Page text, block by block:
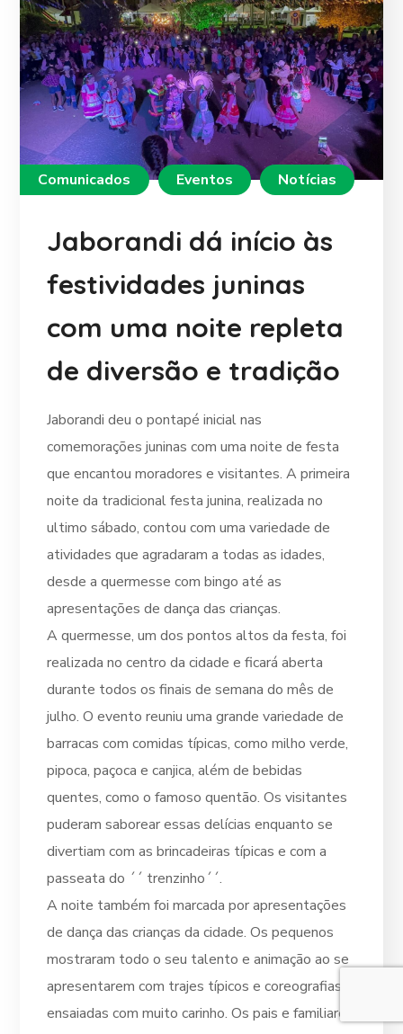
Comunicados Eventos Notícias
Jaborandi dá início às
festividades juninas
com uma noite repleta
de diversão e tradição
Jaborandi deu o pontapé inicial nas
comemorações juninas com uma noite de festa
que encantou moradores e visitantes. A primeira
noite da tradicional festa junina, realizada no
ultimo sábado, contou com uma variedade de
atividades que agradaram a todas as idades,
desde a quermesse com bingo até as
apresentações de dança das crianças.
A quermesse, um dos pontos altos da festa, foi
realizada no centro da cidade e ficará aberta
durante todos os finais de semana do mês de
julho. O evento reuniu uma grande variedade de
barracas com comidas típicas, como milho verde,
pipoca, paçoca e canjica, além de bebidas
quentes, como o famoso quentão. Os visitantes
puderam saborear essas delícias enquanto se
divertiam com as brincadeiras típicas e com a
passeata do ´´ trenzinho´´.
A noite também foi marcada por apresentações
de dança das crianças da cidade. Os pequenos
mostraram todo o seu talento e animação ao se
apresentarem com trajes típicos e coreografias
ensaiadas com muito carinho. Os pais e familiares